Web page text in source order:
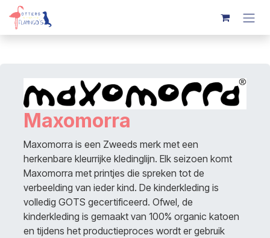
Overslaan naar inhoud
Maxomorra
Maxomorra is een Zweeds merk met een
herkenbare kleurrijke kledinglijn. Elk seizoen komt
Maxomorra met printjes die spreken tot de
verbeelding van ieder kind. De kinderkleding is
volledig GOTS gecertificeerd. Ofwel, de
kinderkleding is gemaakt van 100% organic katoen
en tijdens het productieproces wordt er gebruik